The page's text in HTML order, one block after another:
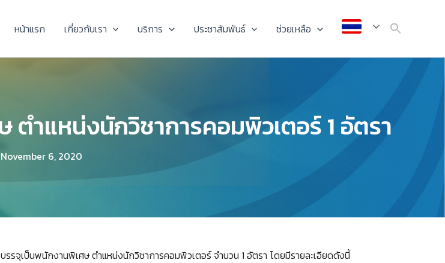
หน้าแรก เกี่ยวกับเรา บริการ ประชาสัมพันธ์ ช่วยเหลือ
ำแหน่งนักวิชาการคอมพิวเตอร์ 1 อัตรา
November 6, 2020
จุเป็นพนักงานพิเศษ ตำแหน่งนักวิชาการคอมพิวเตอร์ จำนวน 1 อัตรา โดยมีรายละเอียดดังนี้